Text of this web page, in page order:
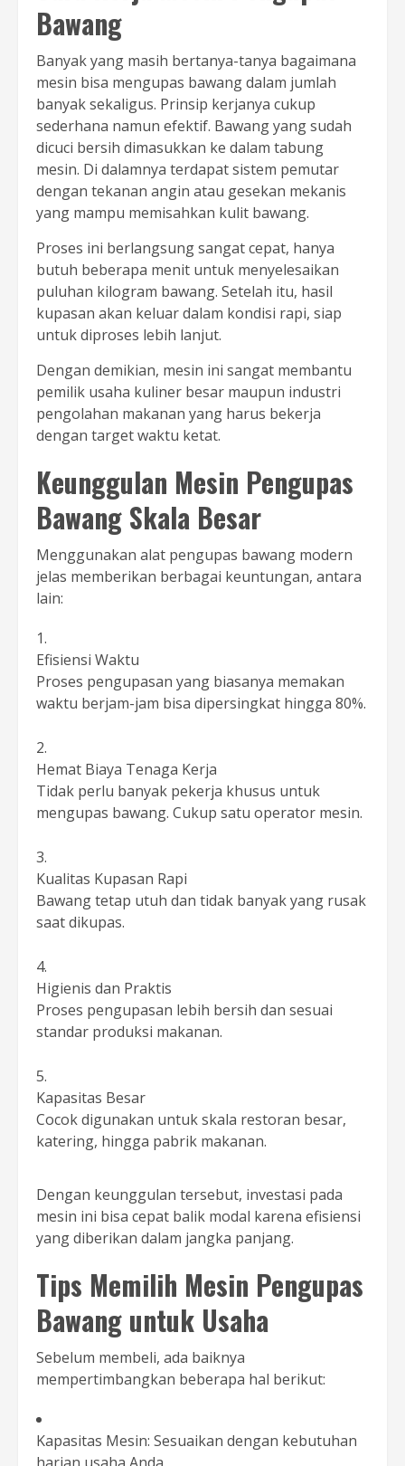
Bawang
Banyak yang masih bertanya-tanya bagaimana
mesin bisa mengupas bawang dalam jumlah
banyak sekaligus. Prinsip kerjanya cukup
sederhana namun efektif. Bawang yang sudah
dicuci bersih dimasukkan ke dalam tabung
mesin. Di dalamnya terdapat sistem pemutar
dengan tekanan angin atau gesekan mekanis
yang mampu memisahkan kulit bawang.
Proses ini berlangsung sangat cepat, hanya
butuh beberapa menit untuk menyelesaikan
puluhan kilogram bawang. Setelah itu, hasil
kupasan akan keluar dalam kondisi rapi, siap
untuk diproses lebih lanjut.
Dengan demikian, mesin ini sangat membantu
pemilik usaha kuliner besar maupun industri
pengolahan makanan yang harus bekerja
dengan target waktu ketat.
Keunggulan Mesin Pengupas
Bawang Skala Besar
Menggunakan alat pengupas bawang modern
jelas memberikan berbagai keuntungan, antara
lain:
Efisiensi Waktu
Proses pengupasan yang biasanya memakan
waktu berjam-jam bisa dipersingkat hingga 80%.
Hemat Biaya Tenaga Kerja
Tidak perlu banyak pekerja khusus untuk
mengupas bawang. Cukup satu operator mesin.
Kualitas Kupasan Rapi
Bawang tetap utuh dan tidak banyak yang rusak
saat dikupas.
Higienis dan Praktis
Proses pengupasan lebih bersih dan sesuai
standar produksi makanan.
Kapasitas Besar
Cocok digunakan untuk skala restoran besar,
katering, hingga pabrik makanan.
Dengan keunggulan tersebut, investasi pada
mesin ini bisa cepat balik modal karena efisiensi
yang diberikan dalam jangka panjang.
Tips Memilih Mesin Pengupas
Bawang untuk Usaha
Sebelum membeli, ada baiknya
mempertimbangkan beberapa hal berikut:
Kapasitas Mesin: Sesuaikan dengan kebutuhan